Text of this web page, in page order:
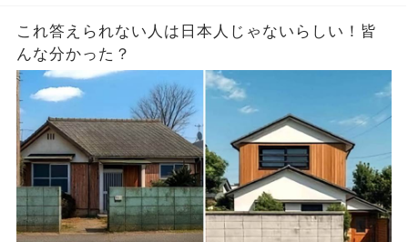
これ答えられない人は日本人じゃないらしい￼！皆
んな分かった？